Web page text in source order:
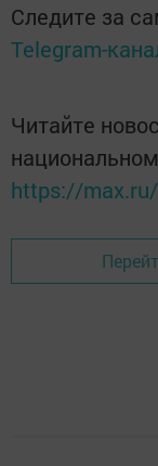
Следите за
Telegram-
Читайте
https://